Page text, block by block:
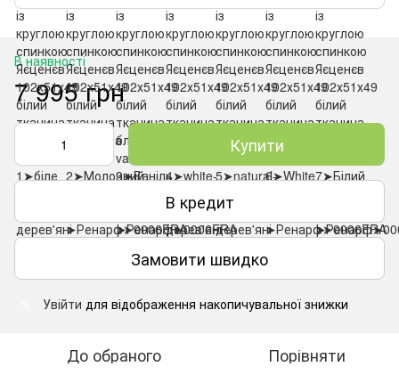
В наявності
7 995 грн
Купити
В кредит
Замовити швидко
Увійти для відображення накопичувальної знижки
До обраного Порівняти